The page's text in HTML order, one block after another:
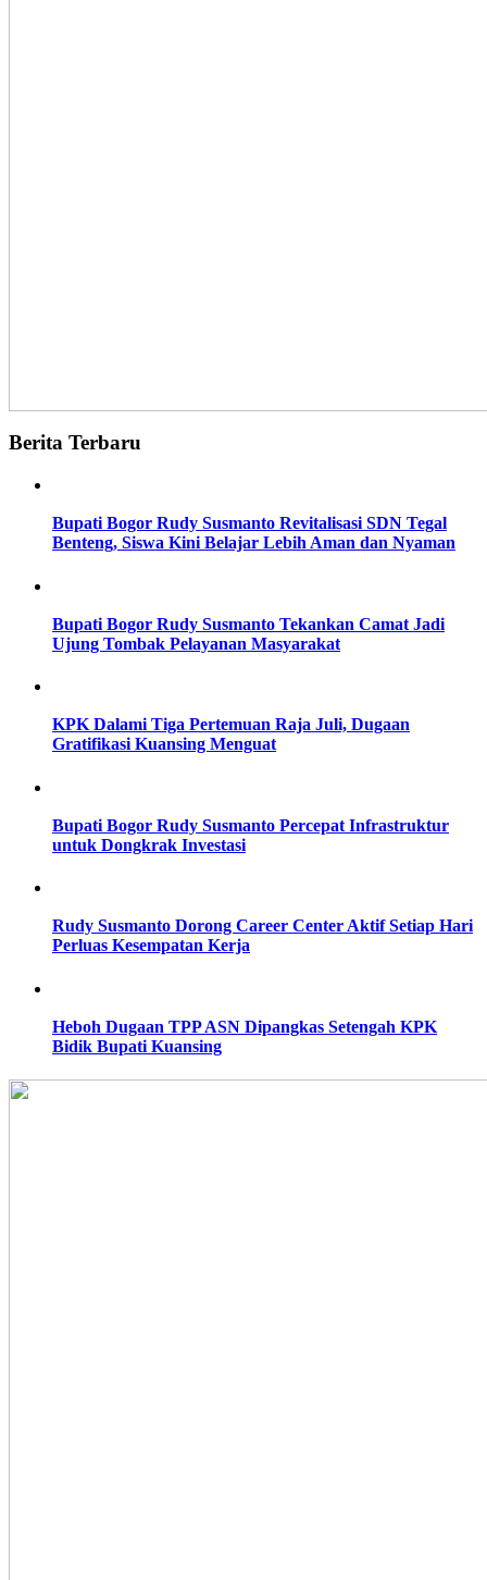
Berita Terbaru
Bupati Bogor Rudy Susmanto Revitalisasi SDN Tegal
Benteng, Siswa Kini Belajar Lebih Aman dan Nyaman
Bupati Bogor Rudy Susmanto Tekankan Camat Jadi
Ujung Tombak Pelayanan Masyarakat
KPK Dalami Tiga Pertemuan Raja Juli, Dugaan
Gratifikasi Kuansing Menguat
Bupati Bogor Rudy Susmanto Percepat Infrastruktur
untuk Dongkrak Investasi
Rudy Susmanto Dorong Career Center Aktif Setiap Hari
Perluas Kesempatan Kerja
Heboh Dugaan TPP ASN Dipangkas Setengah KPK
Bidik Bupati Kuansing